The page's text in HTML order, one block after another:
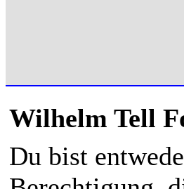
Wilhelm Tell
Du bist